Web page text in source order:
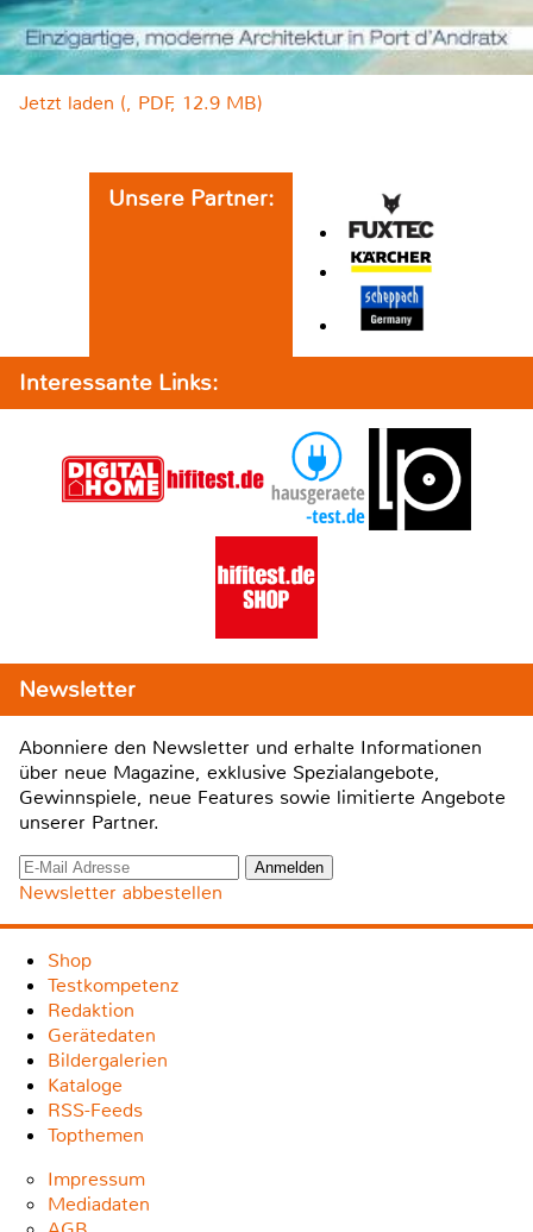
Jetzt laden (, PDF, 12.9 MB)
Unsere Partner:
Interessante Links:
Newsletter
Abonniere den Newsletter und erhalte Informationen
über neue Magazine, exklusive Spezialangebote,
Gewinnspiele, neue Features sowie limitierte Angebote
unserer Partner.
Newsletter abbestellen
Shop
Testkompetenz
Redaktion
Gerätedaten
Bildergalerien
Kataloge
RSS-Feeds
Topthemen
Impressum
Mediadaten